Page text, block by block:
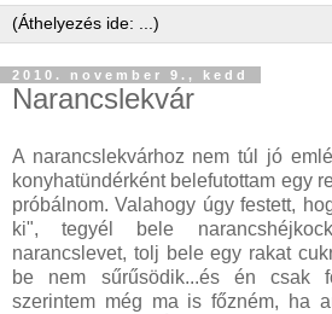
2010. november 9., kedd
Narancslekvár
A narancslekvárhoz nem túl jó
konyhatündérként belefutottam egy
próbálnom. Valahogy úgy festett,
ki", tegyél bele
narancslevet, tolj bele egy rakat
be nem sűrűsödik...és én csak
szerintem még ma is főzném, ha